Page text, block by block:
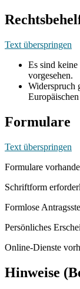
Text überspringen
Es sind
vorgesehen.
Widerspruch
Formulare
Text überspringen
Formulare
Schriftform
Formlose
Persönliches
Online-Dienste
Hinweise